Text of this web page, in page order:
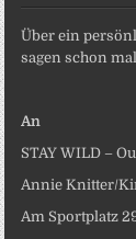
Über ein
sagen schon
An
STAY WILD –
Annie Knitter/
Am Sportplatz